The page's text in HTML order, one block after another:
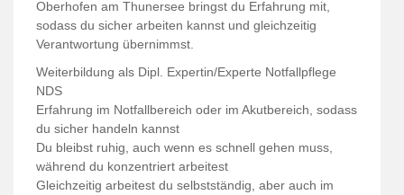
Oberhofen am Thunersee bringst du Erfahrung mit,
sodass du sicher arbeiten kannst und gleichzeitig
Verantwortung übernimmst.
Weiterbildung als Dipl. Expertin/Experte Notfallpflege
NDS
Erfahrung im Notfallbereich oder im Akutbereich, sodass
du sicher handeln kannst
Du bleibst ruhig, auch wenn es schnell gehen muss,
während du konzentriert arbeitest
Gleichzeitig arbeitest du selbstständig, aber auch im